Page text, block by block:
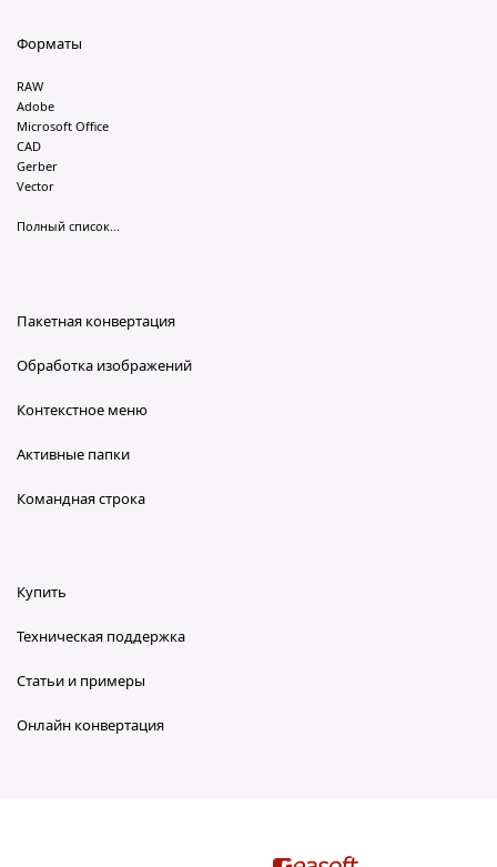
Форматы
RAW
Adobe
Microsoft Office
CAD
Gerber
Vector
Полный список...
Пакетная конвертация
Обработка изображений
Контекстное меню
Активные папки
Командная строка
Купить
Техническая поддержка
Статьи и примеры
Онлайн конвертация